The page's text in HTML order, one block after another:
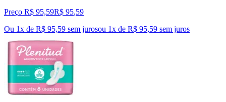
Preço R$ 95,59R$ 95,59
Ou 1x de R$ 95,59 sem jurosou 1x de R$ 95,59 sem juros